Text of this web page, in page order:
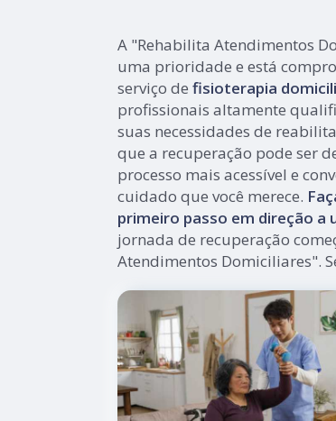
A "Rehabilita Atendimentos
uma prioridade e está
serviço de fisioterapia
profissionais altamente
suas necessidades de
que a recuperação pode ser
processo mais acessível e
cuidado que você merece.
primeiro passo em direção a
jornada de recuperação
Atendimentos Domiciliares".